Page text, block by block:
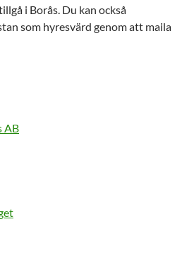
i Borås. Du kan också
som hyresvärd genom att maila
AB